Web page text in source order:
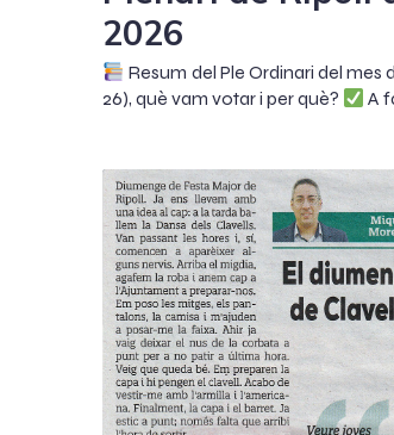
2026
Resum del Ple Ordinari del mes
26), què vam votar i per què?
A